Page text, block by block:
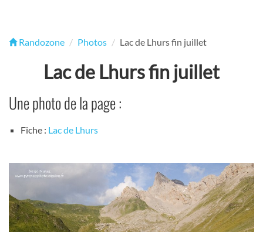
Randozone Photos Lac de Lhurs fin juillet
Lac de Lhurs fin juillet
Une photo de la page :
Fiche : Lac de Lhurs